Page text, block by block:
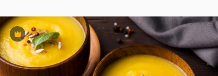
Premium